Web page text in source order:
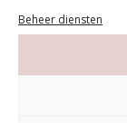
Beheer diensten